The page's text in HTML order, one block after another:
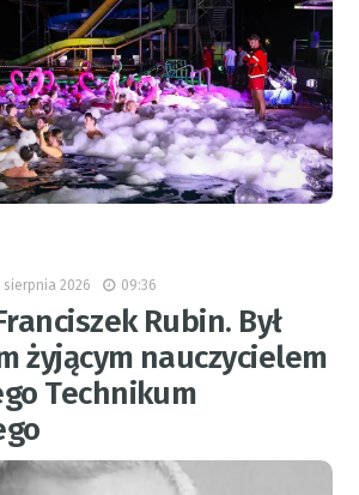
sierpnia 2026 09:36
Rubin. Był
żyjącym nauczycielem
Technikum